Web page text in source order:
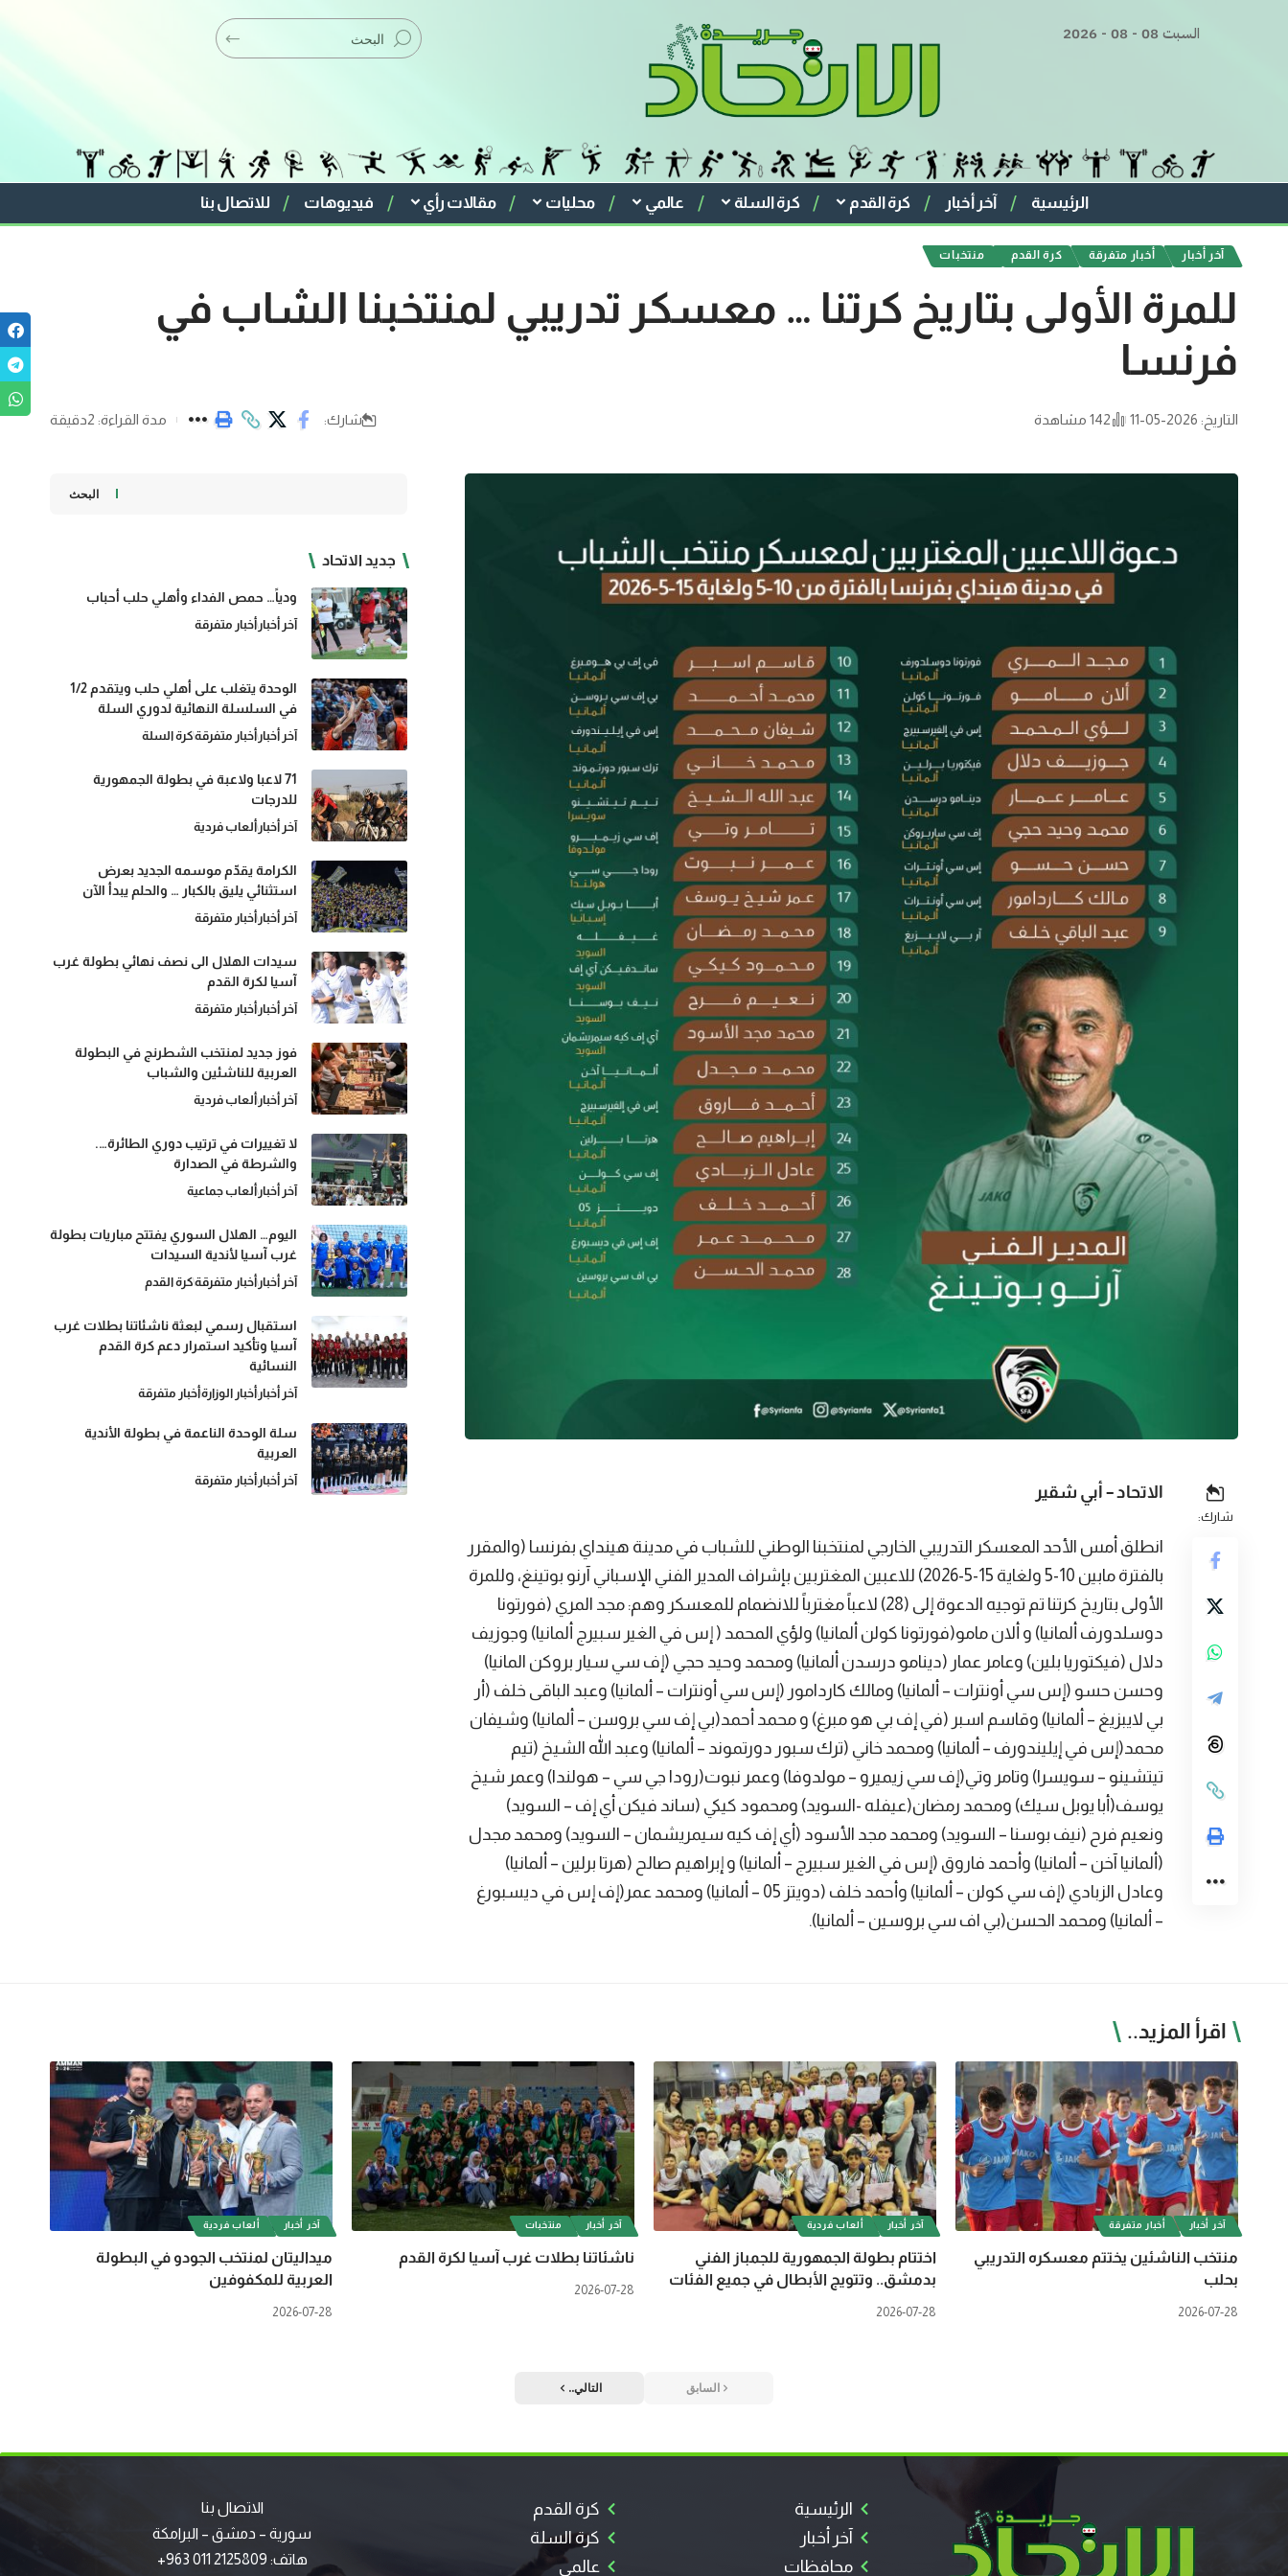
السبت 08 - 08 - 2026
الرئيسية آخر أخبار كرة القدم كرة السلة عالمي محليات مقالات رأي فيديوهات للاتصال بنا
آخر أخبار أخبار متفرقة كرة القدم منتخبات
للمرة الأولى بتاريخ كرتنا … معسكر تدريبي لمنتخبنا الشاب في
فرنسا
التاريخ: 2026-05-11 142 مشاهدة شارك: مدة القراءة: 2دقيقة
شارك:
الاتحاد – أبي شقير
انطلق أمس الأحد المعسكر التدريبي الخارجي لمنتخبنا الوطني للشباب في مدينة هينداي بفرنسا (والمقرر
بالفترة مابين 10-5 ولغاية 15-5-2026) للاعبين المغتربين بإشراف المدير الفني الإسباني آرنو بوتينغ، وللمرة
الأولى بتاريخ كرتنا تم توجيه الدعوة إلى (28) لاعباً مغترباً للانضمام للمعسكر وهم: مجد المري (فورتونا
دوسلدورف ألمانيا) و ألان مامو(فورتونا كولن ألمانيا) ولؤي المحمد ( إس في الغير سبيرج ألمانيا) وجوزيف
دلال (فيكتوريا بلين) وعامر عمار (دينامو درسدن ألمانيا) ومحمد وحيد حجي (إف سي سيار بروكن المانيا)
وحسن حسو (إس سي أونترات – ألمانيا) ومالك كاردامور (إس سي أونترات – ألمانيا) وعبد الباقى خلف (أر
بي لايبزيغ – ألمانيا) وقاسم اسبر (في إف بي هو مبرغ) و محمد أحمد(بي إف سي بروسن – ألمانيا) وشيفان
محمد(إس في إيليندورف – ألمانيا) ومحمد خاني (ترك سبور دورتموند – ألمانيا) وعبد الله الشيخ (تیم
تيتشينو – سويسرا) وتامر وتي(إف سي زيميرو – مولدوفا) وعمر نبوت(رودا جي سي – هولندا) وعمر شيخ
يوسف(أبا يوبل سيك) ومحمد رمضان(عيفله -السويد) ومحمود كيكي (ساند فيكن أي إف – السويد)
ونعيم فرح (نيف بوسنا – السويد) ومحمد مجد الأسود (أي إف كيه سيمريشمان – السويد) ومحمد مجدل
(ألمانيا آخن – ألمانيا) وأحمد فاروق (إس في الغير سبيرج – ألمانيا) و إبراهيم صالح (هرتا برلين – ألمانيا)
وعادل الزبادي (إف سي كولن – ألمانيا) وأحمد خلف (دويتز 05 – ألمانيا) ومحمد عمر(إف إس في ديسبورغ
– ألمانيا) ومحمد الحسن(بي اف سي بروسين – ألمانيا).
البحث
جديد الاتحاد
ودياً… حمص الفداء وأهلي حلب أحباب
آخر أخبارأخبار متفرقة
الوحدة يتغلب على أهلي حلب ويتقدم 1/2
في السلسلة النهائية لدوري السلة
آخر أخبارأخبار متفرقةكرة السلة
71 لاعبا ولاعبة في بطولة الجمهورية
للدرجات
آخر أخبارألعاب فردية
الكرامة يقدّم موسمه الجديد بعرض
استثنائي يليق بالكبار … والحلم يبدأ الآن
آخر أخبارأخبار متفرقة
سيدات الهلال الى نصف نهائي بطولة غرب
آسيا لكرة القدم
آخر أخبارأخبار متفرقة
فوز جديد لمنتخب الشطرنج في البطولة
العربية للناشئين والشباب
آخر أخبارألعاب فردية
لا تغييرات في ترتيب دوري الطائرة….
والشرطة في الصدارة
آخر أخبارألعاب جماعية
اليوم… الهلال السوري يفتتح مباريات بطولة
غرب آسيا لأندية السيدات
آخر أخبارأخبار متفرقةكرة القدم
استقبال رسمي لبعثة ناشئاتنا بطلات غرب
آسيا وتأكيد استمرار دعم كرة القدم
النسائية
آخر أخبارأخبار الوزارةأخبار متفرقة
سلة الوحدة الناعمة في بطولة الأندية
العربية
آخر أخبارأخبار متفرقة
اقرأ المزيد..
آخر أخبار أخبار متفرقة
منتخب الناشئين يختتم معسكره التدريبي
بحلب
2026-07-28
آخر أخبار ألعاب فردية
اختتام بطولة الجمهورية للجمباز الفني
بدمشق.. وتتويج الأبطال في جميع الفئات
2026-07-28
آخر أخبار منتخبات
ناشئاتنا بطلات غرب آسيا لكرة القدم
2026-07-28
آخر أخبار ألعاب فردية
ميداليتان لمنتخب الجودو في البطولة
العربية للمكفوفين
2026-07-28
السابق التالي..
الرئيسية
آخر أخبار
محافظات
كرة القدم
كرة السلة
عالمي
الاتصال بنا
سورية – دمشق – البرامكة
هاتف: 2125809 011 963+